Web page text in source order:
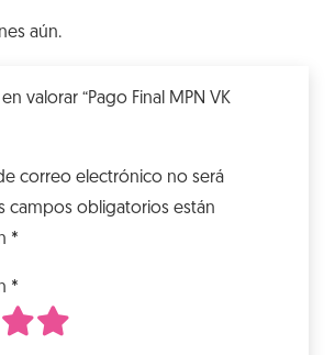
aún.
valorar “Pago Final MPN VK
correo electrónico no será
campos obligatorios están
*
*